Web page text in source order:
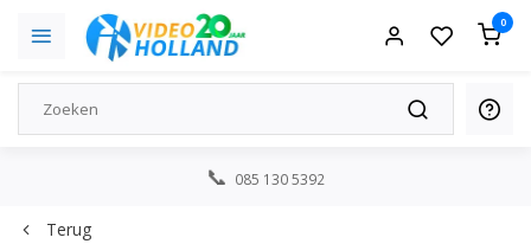
0
085 130 5392
Terug